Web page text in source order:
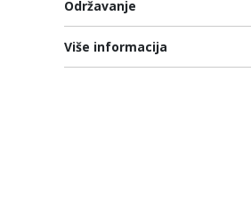
Održavanje
Više informacija